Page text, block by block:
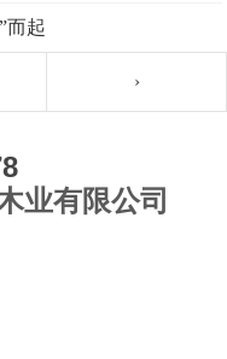
而起
›
业有限公司